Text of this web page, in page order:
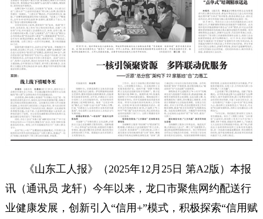
《山东工人报》（2025年12月25日 第A2版） 本报
讯（通讯员 龙轩）今年以来，龙口市聚焦网约配送行
业健康发展，创新引入“信用+”模式，积极探索“信用赋